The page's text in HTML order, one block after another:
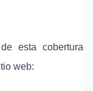
esta cobertura
web: